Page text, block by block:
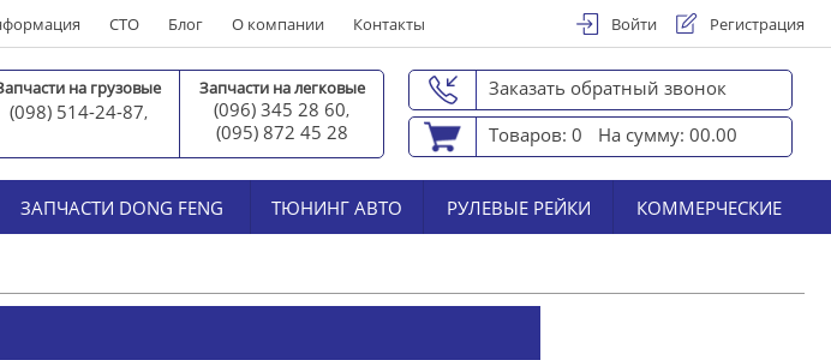
СТО Блог О компании Контакты Войти Регистрация
на грузовые
(098) 514-24-87,
Запчасти на легковые
(096) 345 28 60,
(095) 872 45 28
Заказать обратный звонок
Товаров: 0
На сумму: 00.00
ЗАПЧАСТИ DONG FENG ТЮНИНГ АВТО РУЛЕВЫЕ РЕЙКИ КОММЕРЧЕСКИЕ